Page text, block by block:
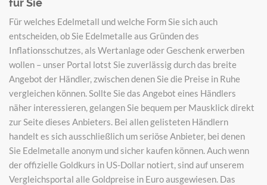
für Sie
Für welches Edelmetall und welche Form Sie sich auch
entscheiden, ob Sie Edelmetalle aus Gründen des
Inflationsschutzes, als Wertanlage oder Geschenk erwerben
wollen – unser Portal lotst Sie zuverlässig durch das breite
Angebot der Händler, zwischen denen Sie die Preise in Ruhe
vergleichen können. Sollte Sie das Angebot eines Händlers
näher interessieren, gelangen Sie bequem per Mausklick direkt
zur Seite dieses Anbieters. Bei allen gelisteten Händlern
handelt es sich ausschließlich um seriöse Anbieter, bei denen
Sie Edelmetalle anonym und sicher kaufen können. Auch wenn
der offizielle Goldkurs in US-Dollar notiert, sind auf unserem
Vergleichsportal alle Goldpreise in Euro ausgewiesen. Das